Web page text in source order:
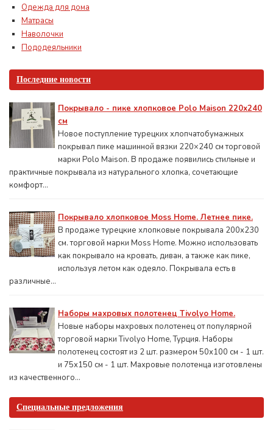
Последние новости
Покрывало - пике хлопковое Polo Maison 220х240
см
Новое поступление турецких хлопчатобумажных
покрывал пике машинной вязки 220×240 см торговой
марки Polo Maison. В продаже появились стильные и
практичные покрывала из натурального хлопка, сочетающие
комфорт...
Покрывало хлопковое Moss Home. Летнее пике.
В продаже турецкие хлопковые покрывала 200x230
см. торговой марки Moss Home. Можно использовать
как покрывало на кровать, диван, а также как пике,
используя летом как одеяло. Покрывала есть в
различные...
Наборы махровых полотенец Tivolyo Home.
Новые наборы махровых полотенец от популярной
торговой марки Tivolyo Home, Турция. Наборы
полотенец состоят из 2 шт. размером 50x100 см - 1 шт.
и 75х150 см - 1 шт. Махровые полотенца изготовлены
из качественного...
Специальные предложения
Одежда для дома
Матрасы
Наволочки
Пододеяльники